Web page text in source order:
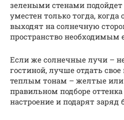
зелеными стенами
уместен только тогда,
выходят на солнечную
пространство необходимым
Если же солнечные лучи –
гостиной, лучше отдать
теплым тонам – желтые
правильном подборе
настроение и подарят заряд